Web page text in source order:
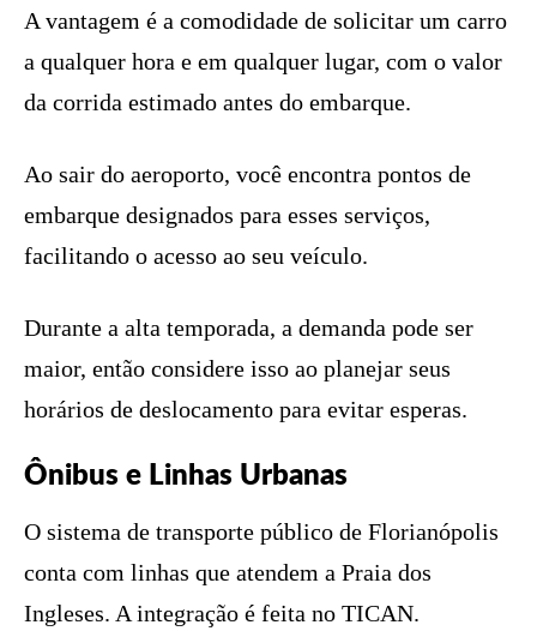
A vantagem é a comodidade de solicitar um carro
a qualquer hora e em qualquer lugar, com o valor
da corrida estimado antes do embarque.
Ao sair do aeroporto, você encontra pontos de
embarque designados para esses serviços,
facilitando o acesso ao seu veículo.
Durante a alta temporada, a demanda pode ser
maior, então considere isso ao planejar seus
horários de deslocamento para evitar esperas.
Ônibus e Linhas Urbanas
O sistema de transporte público de Florianópolis
conta com linhas que atendem a Praia dos
Ingleses. A integração é feita no TICAN.